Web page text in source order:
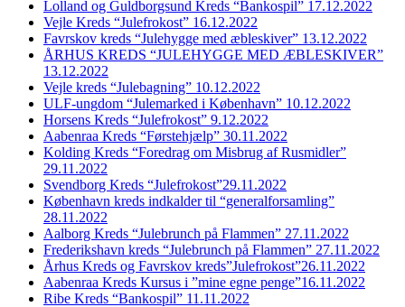
Lolland og Guldborgsund Kreds “Bankospil” 17.12.2022
Vejle Kreds “Julefrokost” 16.12.2022
Favrskov kreds “Julehygge med æbleskiver” 13.12.2022
ÅRHUS KREDS “JULEHYGGE MED ÆBLESKIVER”
13.12.2022
Vejle kreds “Julebagning” 10.12.2022
ULF-ungdom “Julemarked i København” 10.12.2022
Horsens Kreds “Julefrokost” 9.12.2022
Aabenraa Kreds “Førstehjælp” 30.11.2022
Kolding Kreds “Foredrag om Misbrug af Rusmidler”
29.11.2022
Svendborg Kreds “Julefrokost”29.11.2022
København kreds indkalder til “generalforsamling”
28.11.2022
Aalborg Kreds “Julebrunch på Flammen” 27.11.2022
Frederikshavn kreds “Julebrunch på Flammen” 27.11.2022
Århus Kreds og Favrskov kreds”Julefrokost”26.11.2022
Aabenraa Kreds Kursus i ”mine egne penge”16.11.2022
Ribe Kreds “Bankospil” 11.11.2022